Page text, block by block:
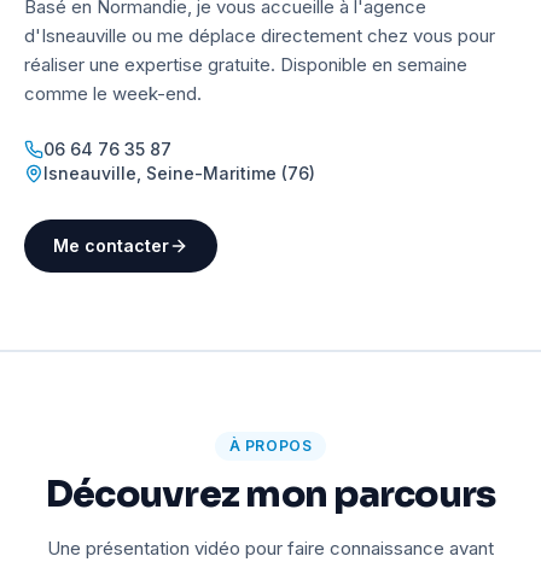
Basé en Normandie, je vous accueille à l'agence
d'Isneauville ou me déplace directement chez vous pour
réaliser une expertise gratuite. Disponible en semaine
comme le week-end.
06 64 76 35 87
Isneauville Seine-Maritime (76)
Me contacter
À PROPOS
Découvrez mon parcours
Une présentation vidéo pour faire connaissance avant